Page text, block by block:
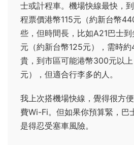
士或計程車。機場快線最快，
程票價港幣115元（約新台幣
些，但時間長，比如A21巴士
元（約新台幣125元），需時
貴，到市區可能港幣300元以
元），但適合行李多的人。
我上次搭機場快線，覺得很方
費Wi-Fi。但如果你預算緊，巴
是得忍受塞車風險。